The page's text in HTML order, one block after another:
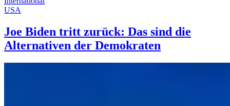
USA
Joe Biden tritt zurück: Das sind die
Alternativen der Demokraten